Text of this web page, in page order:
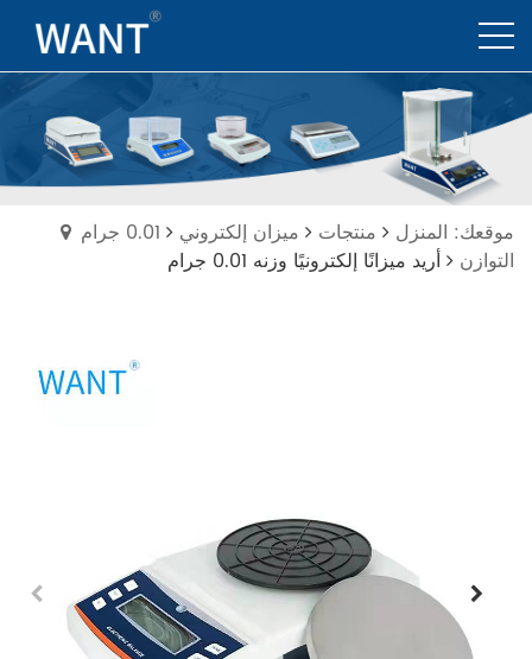
موقعك: المنزل منتجات ميزان إلكتروني
0.01 جرام
التوازن
أريد ميزانًا إلكترونيًا وزنه 0.01 جرام